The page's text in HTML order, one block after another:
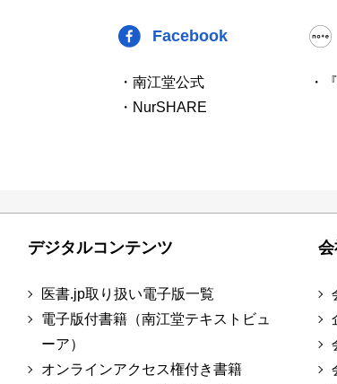
Facebook
・南江堂公式
・NurSHARE
・
デジタルコンテンツ
医書.jp取り扱い電子版一覧
電子版付書籍（南江堂テキストビュ
ーア）
オンラインアクセス権付き書籍